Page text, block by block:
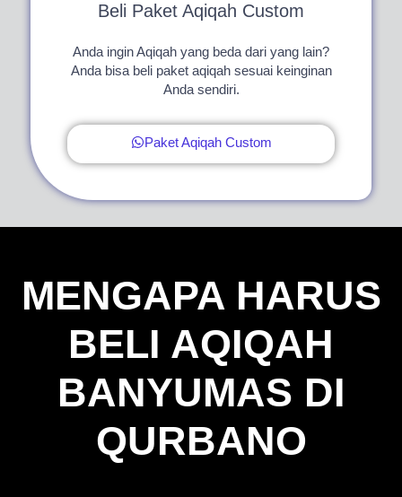
Beli Paket Aqiqah Custom
Anda ingin Aqiqah yang beda dari yang lain?
Anda bisa beli paket aqiqah sesuai keinginan
Anda sendiri.
Paket Aqiqah Custom
MENGAPA HARUS
BELI AQIQAH
BANYUMAS DI
QURBANO